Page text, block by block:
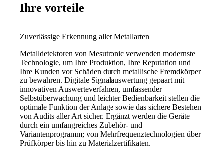
Ihre vorteile
Zuverlässige Erkennung aller Metallarten
Metalldetektoren von Mesutronic verwenden modernste
Technologie, um Ihre Produktion, Ihre Reputation und
Ihre Kunden vor Schäden durch metallische Fremdkörper
zu bewahren. Digitale Signalauswertung gepaart mit
innovativen Auswerteverfahren, umfassender
Selbstüberwachung und leichter Bedienbarkeit stellen die
optimale Funktion der Anlage sowie das sichere Bestehen
von Audits aller Art sicher. Ergänzt werden die Geräte
durch ein umfangreiches Zubehör- und
Variantenprogramm; von Mehrfrequenztechnologien über
Prüfkörper bis hin zu Materialzertifikaten.